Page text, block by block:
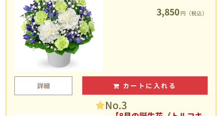
3,850 円（税込）
詳細 カートに入れる
No.3